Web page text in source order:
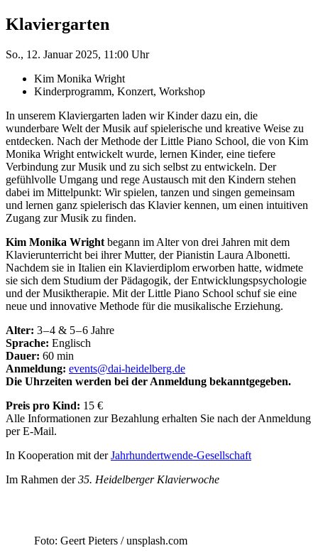
Klaviergarten
So., 12. Januar 2025, 11:00 Uhr
Kim Monika Wright
Kinderprogramm, Konzert, Workshop
In unserem Klaviergarten laden wir Kinder dazu ein, die
wunderbare Welt der Musik auf spielerische und kreative Weise zu
entdecken. Nach der Methode der Little Piano School, die von Kim
Monika Wright entwickelt wurde, lernen Kinder, eine tiefere
Verbindung zur Musik und zu sich selbst zu entwickeln. Der
gefühlvolle Umgang und rege Austausch mit den Kindern stehen
dabei im Mittelpunkt: Wir spielen, tanzen und singen gemeinsam
und lernen ganz spielerisch das Klavier kennen, um einen intuitiven
Zugang zur Musik zu finden.
Kim Monika Wright begann im Alter von drei Jahren mit dem
Klavierunterricht bei ihrer Mutter, der Pianistin Laura Albonetti.
Nachdem sie in Italien ein Klavierdiplom erworben hatte, widmete
sie sich dem Studium der Pädagogik, der Entwicklungspsychologie
und der Musiktherapie. Mit der Little Piano School schuf sie eine
neue und innovative Methode für die musikalische Erziehung.
Alter: 3 – 4 & 5 – 6 Jahre
Sprache: Englisch
Dauer: 60 min
Anmeldung: events@dai-heidelberg.de
Die Uhrzeiten werden bei der Anmeldung bekanntgegeben.
Preis pro Kind: 15 €
Alle Informationen zur Bezahlung erhalten Sie nach der Anmeldung
per E-Mail.
In Kooperation mit derJahrhundertwende-Gesellschaft
Im Rahmen der35. Heidelberger Klavierwoche
Foto: Geert Pieters / unsplash.com